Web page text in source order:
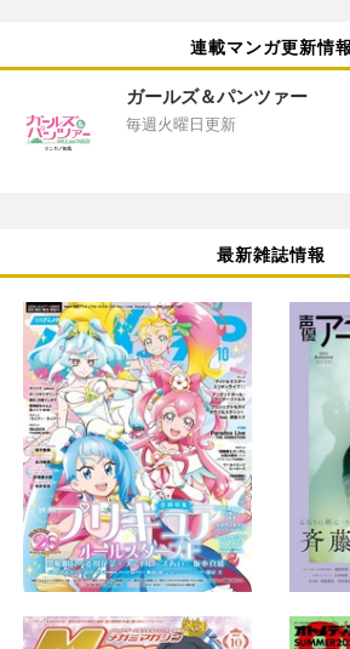
連載マンガ更新情報
ガールズ＆パンツァー
毎週火曜日更新
最新雑誌情報